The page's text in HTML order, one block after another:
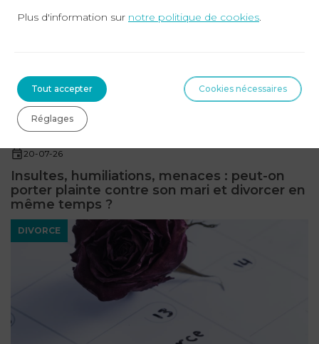
20-07-26
Insultes, humiliations, menaces : peut-on
porter plainte contre son mari et divorcer en
même temps ?
DIVORCE
Plus d'information sur notre politique de cookies
Tout accepter Cookies nécessaires
Réglages